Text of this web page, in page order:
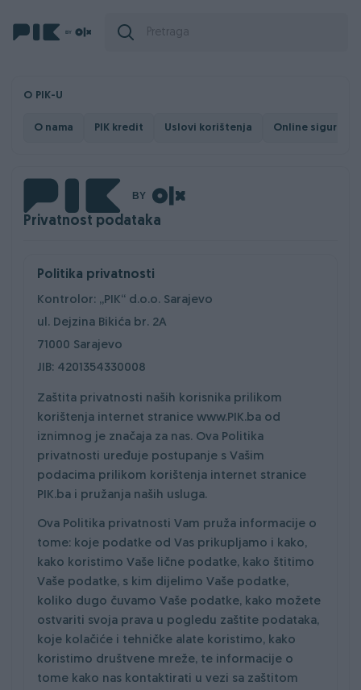
O PIK-U
O nama PIK kredit Uslovi korištenja Online sigurnost
Privatnost podataka
Politika privatnosti
Kontrolor: „PIK“ d.o.o. Sarajevo
ul. Dejzina Bikića br. 2A
71000 Sarajevo
JIB: 4201354330008
Zaštita privatnosti naših korisnika prilikom
korištenja internet stranice www.PIK.ba od
iznimnog je značaja za nas. Ova Politika
privatnosti uređuje postupanje s Vašim
podacima prilikom korištenja internet stranice
PIK.ba i pružanja naših usluga.
Ova Politika privatnosti Vam pruža informacije o
tome: koje podatke od Vas prikupljamo i kako,
kako koristimo Vaše lične podatke, kako štitimo
Vaše podatke, s kim dijelimo Vaše podatke,
koliko dugo čuvamo Vaše podatke, kako možete
ostvariti svoja prava u pogledu zaštite podataka,
koje kolačiće i tehničke alate koristimo, kako
koristimo društvene mreže, te informacije o
tome kako nas kontaktirati u vezi sa zaštitom